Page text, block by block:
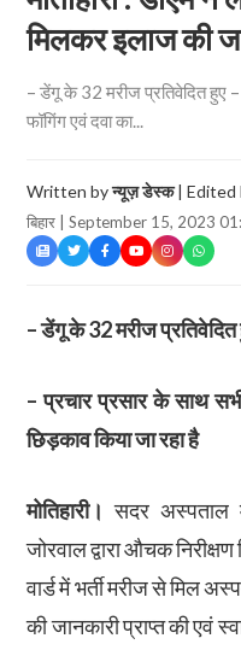
मिलकर इलाज की
– डेंगू के 32 मरीज प्रतिवेदित हुए
फॉगिंग एवं दवा का...
Written byन्यूज़ डेस्क| Edited
बिहार | September 15, 2023
– डेंगू के 32 मरीज प्रतिवेदित
– प्रचार प्रसार के साथ
छिड़काव किया जा रहा है
मोतिहारी। सदर अस्पताल
जोरवाल द्वारा औचक
वार्ड में भर्ती मरीज से मिल
की जानकारी प्राप्त की एवं